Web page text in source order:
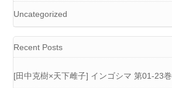
Uncategorized
Recent Posts
[田中克樹×天下雌子] インゴシマ 第01-23巻